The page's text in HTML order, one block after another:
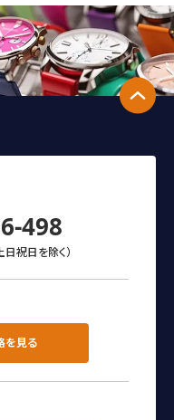
↑
498
日祝日を除く）
を見る